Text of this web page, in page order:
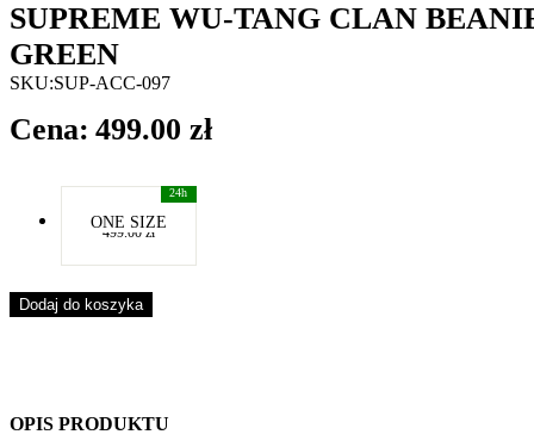
SUPREME WU-TANG CLAN
GREEN
499.00 zł
-
ONE SIZE
-
499.00zł
Dodaj do koszyka
SKU:SUP-ACC-097
OPIS PRODUKTU